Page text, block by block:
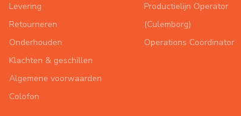
Levering
Retourneren
Onderhouden
Klachten & geschillen
Algemene voorwaarden
Colofon
Productielijn Operator
(Culemborg)
Operations Coördinator